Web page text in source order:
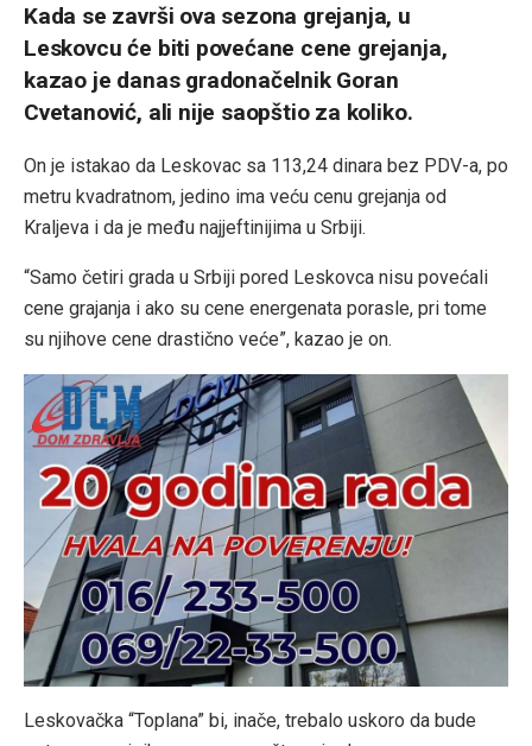
Kada se završi ova sezona grejanja, u
Leskovcu će biti povećane cene grejanja,
kazao je danas gradonačelnik Goran
Cvetanović, ali nije saopštio za koliko.
On je istakao da Leskovac sa 113,24 dinara bez PDV-a, po
metru kvadratnom, jedino ima veću cenu grejanja od
Kraljeva i da je među najjeftinijima u Srbiji.
“Samo četiri grada u Srbiji pored Leskovca nisu povećali
cene grajanja i ako su cene energenata porasle, pri tome
su njihove cene drastično veće”, kazao je on.
Leskovačka “Toplana” bi, inače, trebalo uskoro da bude